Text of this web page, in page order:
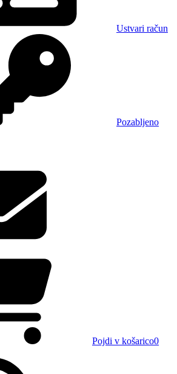
Ustvari račun
Pozabljeno
Pojdi v košarico0